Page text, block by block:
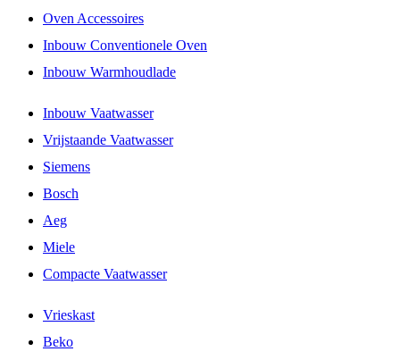
Oven Accessoires
Inbouw Conventionele Oven
Inbouw Warmhoudlade
Inbouw Vaatwasser
Vrijstaande Vaatwasser
Siemens
Bosch
Aeg
Miele
Compacte Vaatwasser
Vrieskast
Beko